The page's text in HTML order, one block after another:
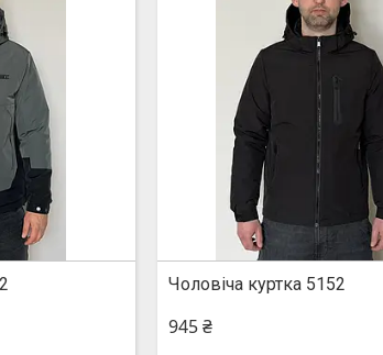
Чоловіча куртка 5152
945 ₴